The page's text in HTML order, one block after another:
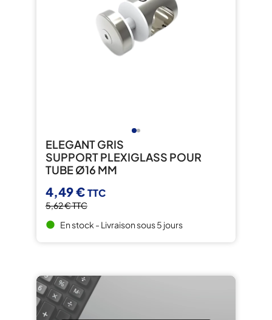
ELEGANT GRIS
SUPPORT PLEXIGLASS POUR
TUBE Ø16 MM
4,49 €TTC
5,62 €TTC
brightness_1 En stock - Livraison sous 5 jours